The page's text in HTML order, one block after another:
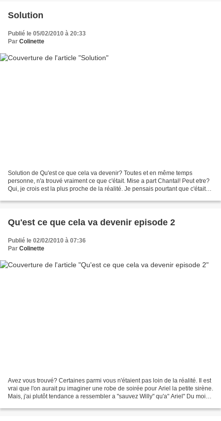
Solution
Publié le 05/02/2010 à 20:33
Par Colinette
Solution de Qu'est ce que cela va devenir? Toutes et en même temps
personne, n'a trouvé vraiment ce que c'était. Mise a part Chantal! Peut etre?
Qui, je crois est la plus proche de la réalité. Je pensais pourtant que c'était
Qu'est ce que cela va devenir episode 2
Publié le 02/02/2010 à 07:36
Par Colinette
Avez vous trouvé? Certaines parmi vous n'étaient pas loin de la réalité. Il est
vrai que l'on aurait pu imaginer une robe de soirée pour Ariel la petite sirène.
Mais, j'ai plutôt tendance a ressembler a "sauvez Willy" qu'a" Ariel" Du moins